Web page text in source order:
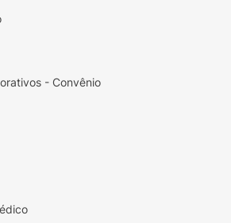
padrão universal.
Marca líder em
unidades.
Técnicas:
- Convênio